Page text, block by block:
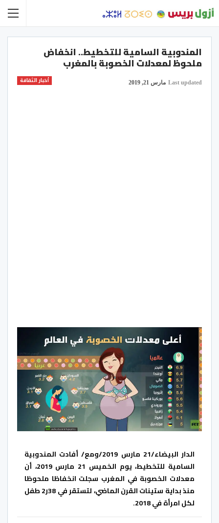
المندوبية السامية للتخطيط.. انخفاض
ملحوظ لمعدلات الخصوبة بالمغرب
أخبار الثقافة Last updated مارس 21, 2019
الدار البيضاء/21 مارس 2019/ومع/ أفادت المندوبية
السامية للتخطيط، يوم الخميس 21 مارس 2019، أن
معدلات الخصوبة في المغرب سجلت انخفاظا ملحوظا
منذ بداية ستينات القرن الماضي، لتستقر في 38ر2 طفل
لكل امرأة في 2018.